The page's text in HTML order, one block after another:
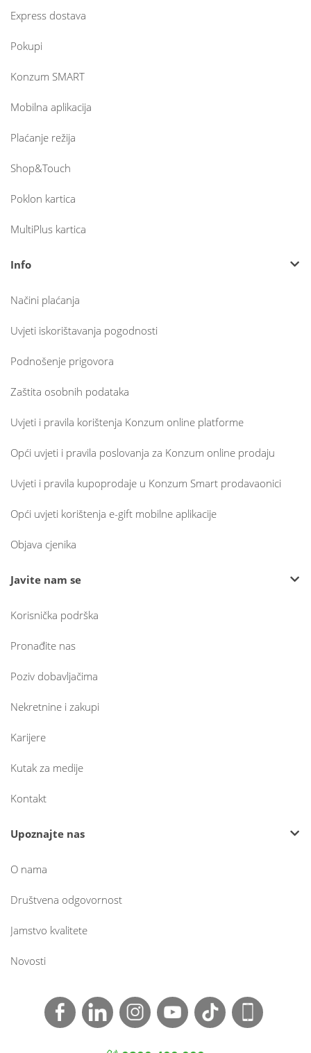
Express dostava
Pokupi
Konzum SMART
Mobilna aplikacija
Plaćanje režija
Shop&Touch
Poklon kartica
MultiPlus kartica
Info
Načini plaćanja
Uvjeti iskorištavanja pogodnosti
Podnošenje prigovora
Zaštita osobnih podataka
Uvjeti i pravila korištenja Konzum online platforme
Opći uvjeti i pravila poslovanja za Konzum online prodaju
Uvjeti i pravila kupoprodaje u Konzum Smart prodavaonici
Opći uvjeti korištenja e-gift mobilne aplikacije
Objava cjenika
Javite nam se
Korisnička podrška
Pronađite nas
Poziv dobavljačima
Nekretnine i zakupi
Karijere
Kutak za medije
Kontakt
Upoznajte nas
O nama
Društvena odgovornost
Jamstvo kvalitete
Novosti